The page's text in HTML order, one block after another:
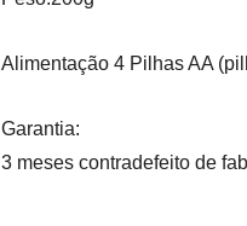
Alimentação 4 Pilhas AA
Garantia:
3 meses contradefeito de